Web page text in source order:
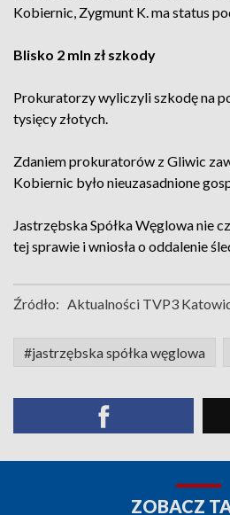
Kobiernic, Zygmunt K. ma status
Blisko 2 mln zł szkody
Prokuratorzy wyliczyli szkodę na
tysięcy złotych.
Zdaniem prokuratorów z Gliwic
Kobiernic było nieuzasadnione
Jastrzębska Spółka Węglowa nie
tej sprawie i wniosła o oddalenie
Źródło: Aktualności TVP3
#jastrzębska spółka węglowa
ZOBACZ